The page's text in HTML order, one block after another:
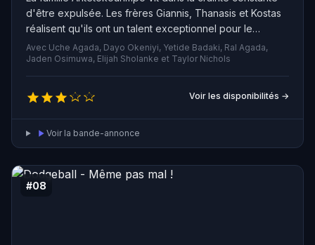
d'être expulsée. Les frères Giannis, Thanasis et Kostas
réalisent qu'ils ont un talent exceptionnel pour le
basketball et se lancent dans une formidable ascension
vers la gloire internationale.
Avec Uche Agada, Dayo Okeniyi, Yetide Badaki, Ral Agada,
Jaden Osimuwa, Elijah Sholanke et Taylor Nichols
Voir les disponibilités →
Voir la bande-annonce
#08